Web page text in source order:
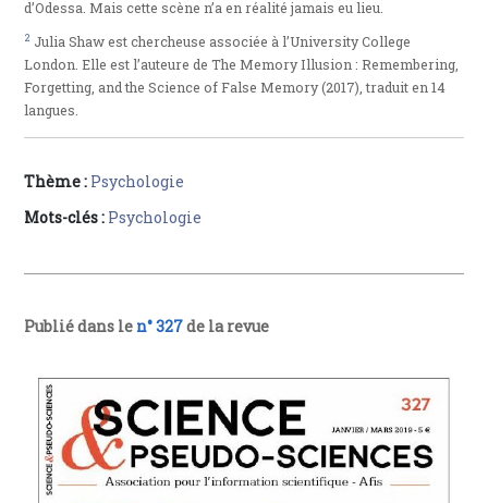
d’Odessa. Mais cette scène n’a en réalité jamais eu lieu.
2 Julia Shaw est chercheuse associée à l’University College
London. Elle est l’auteure de The Memory Illusion : Remembering,
Forgetting, and the Science of False Memory (2017), traduit en 14
langues.
Thème : Psychologie
Mots-clés : Psychologie
Publié dans le n° 327de la revue